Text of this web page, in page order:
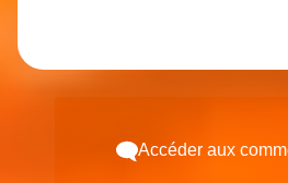
Accéder aux